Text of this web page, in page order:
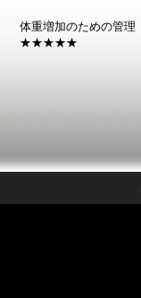
体重増加のための管理
​★★★★★